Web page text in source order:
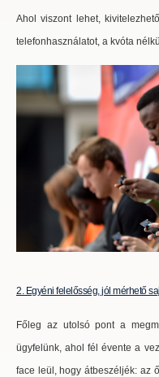
Ahol viszont lehet,
telefonhasználatot, a kvóta
2. Egyéni felelősség, jól mérhető
Főleg az utolsó pont a
ügyfelünk, ahol fél évente a
face leül, hogy átbeszéljék: az